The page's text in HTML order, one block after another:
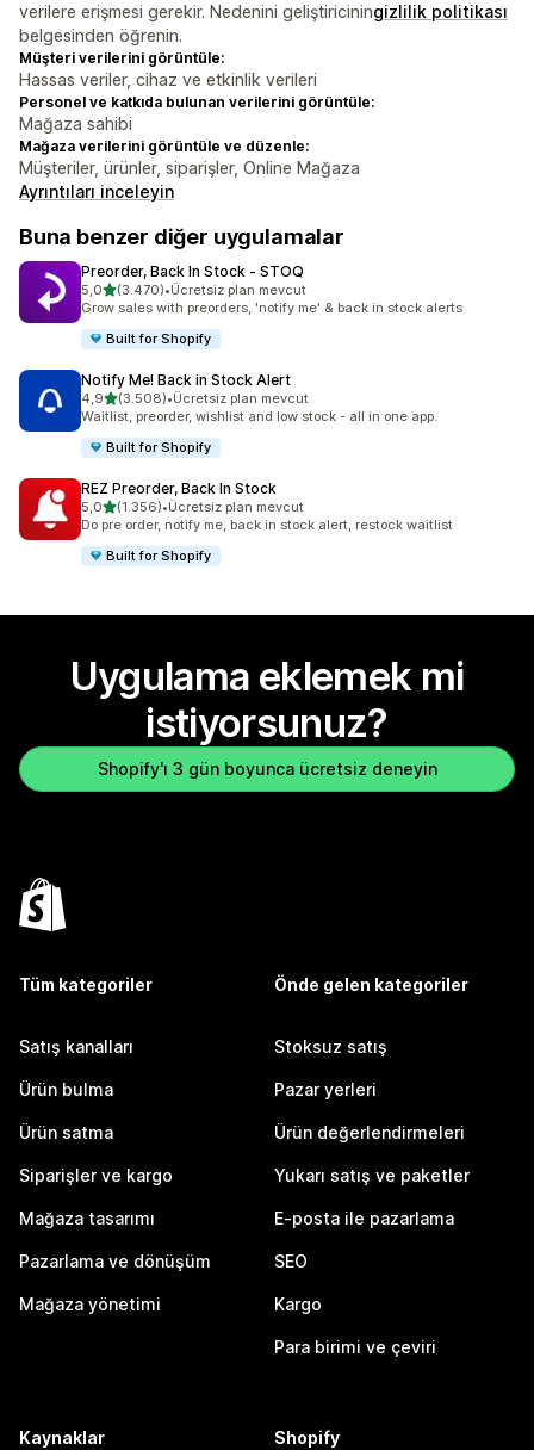
verilere erişmesi gerekir. Nedenini geliştiriciningizlilik politikası
belgesinden öğrenin.
Müşteri verilerini görüntüle:
Hassas veriler, cihaz ve etkinlik verileri
Personel ve katkıda bulunan verilerini görüntüle:
Mağaza sahibi
Mağaza verilerini görüntüle ve düzenle:
Müşteriler, ürünler, siparişler, Online Mağaza
Ayrıntıları inceleyin
Buna benzer diğer uygulamalar
Preorder, Back In Stock ‑ STOQ
5,05 yıldız üzerinden
(3.470)
toplam 3470 değerlendirme
•Ücretsiz plan mevcut
Grow sales with preorders, 'notify me' & back in stock alerts
Built for Shopify
Notify Me! Back in Stock Alert
4,95 yıldız üzerinden
(3.508)
toplam 3508 değerlendirme
•Ücretsiz plan mevcut
Waitlist, preorder, wishlist and low stock - all in one app.
Built for Shopify
REZ Preorder, Back In Stock
5,05 yıldız üzerinden
(1.356)
toplam 1356 değerlendirme
•Ücretsiz plan mevcut
Do pre order, notify me, back in stock alert, restock waitlist
Built for Shopify
Uygulama eklemek mi
istiyorsunuz?
Shopify'ı 3 gün boyunca ücretsiz deneyin
Tüm kategoriler
Satış kanalları
Ürün bulma
Ürün satma
Siparişler ve kargo
Mağaza tasarımı
Pazarlama ve dönüşüm
Mağaza yönetimi
Önde gelen kategoriler
Stoksuz satış
Pazar yerleri
Ürün değerlendirmeleri
Yukarı satış ve paketler
E-posta ile pazarlama
SEO
Kargo
Para birimi ve çeviri
Kaynaklar Shopify